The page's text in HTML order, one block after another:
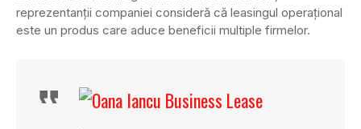
reprezentanții companiei consideră că leasingul operațional
este un produs care aduce beneficii multiple firmelor.